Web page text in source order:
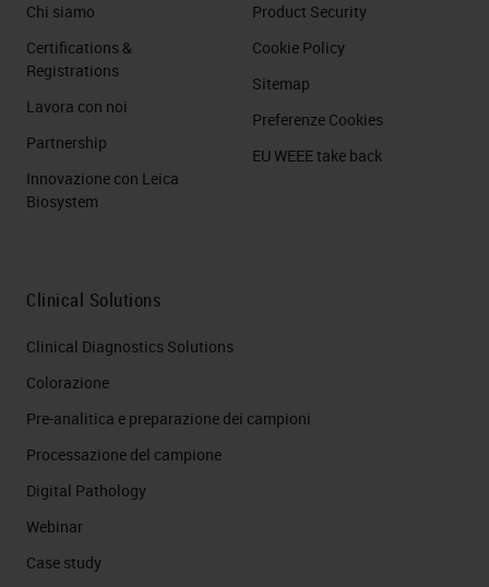
Chi siamo
Certifications &
Registrations
Lavora con noi
Partnership
Innovazione con Leica
Biosystem
Product Security
Cookie Policy
Sitemap
Preferenze Cookies
EU WEEE take back
Clinical Solutions
Clinical Diagnostics Solutions
Colorazione
Pre-analitica e preparazione dei campioni
Processazione del campione
Digital Pathology
Webinar
Case study